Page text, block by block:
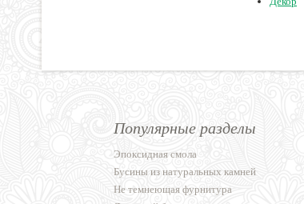
Популярные разделы
Эпоксидная смола
Бусины из натуральных камней
Не темнеющая фурнитура